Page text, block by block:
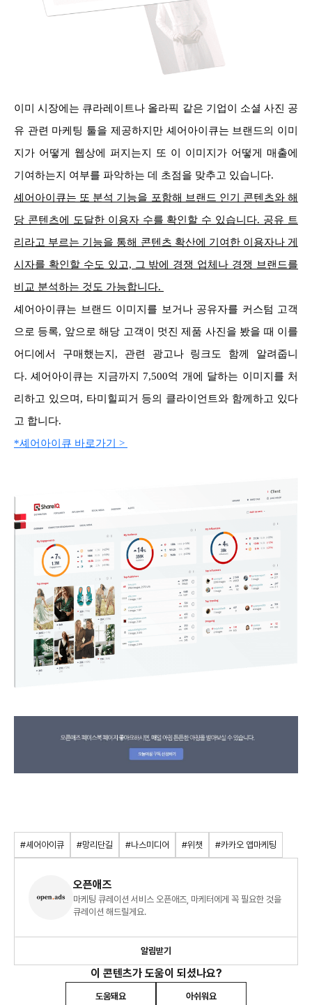
이미 시장에는 큐라레이트나 올라픽 같은 기업이 소셜 사진 공
유 관련 마케팅 툴을 제공하지만 셰어아이큐는 브랜드의 이미
지가 어떻게 웹상에 퍼지는지 또 이 이 미지가 어떻게 매출에
기여하는지 여부를 파악하는 데 초점을 맞추고 있습니다.
셰어아이큐는 또 분석 기능을 포함해 브랜드 인기 콘텐츠와 해
당 콘텐츠에 도달한 이용자 수를 확인할 수 있습니다. 공유 트
리라고 부르는 기능을 통해 콘텐츠 확산에 기여한 이용자나 게
시자를 확인할 수도 있고, 그 밖에 경쟁 업체나 경쟁 브랜드를
비교 분석하는 것도 가능합니다.
셰어아이큐는 브랜드 이미지를 보거나 공유자를 커스텀 고객
으로 등록, 앞으로 해당 고객이 멋진 제품 사진을 봤을 때 이를
어디에서 구매했는지, 관련 광고나 링크도 함께 알려줍니
다.셰어아이큐는 지금까지 7,500억 개에 달하는 이미지를 처
리하고 있으며, 타미힐피거 등의 클라이언트와 함께하고 있다
고 합니다.
*셰어아이큐 바로가기 >
#셰어아이큐 #망리단길 #나스미디어 #위챗 #카카오 앱마케팅
오픈애즈
마케팅 큐레이션 서비스 오픈애즈, 마케터에게 꼭 필요한 것을
큐레이션 해드릴게요.
알림받기
이 콘텐츠가 도움이 되셨나요?
도움돼요 아쉬워요